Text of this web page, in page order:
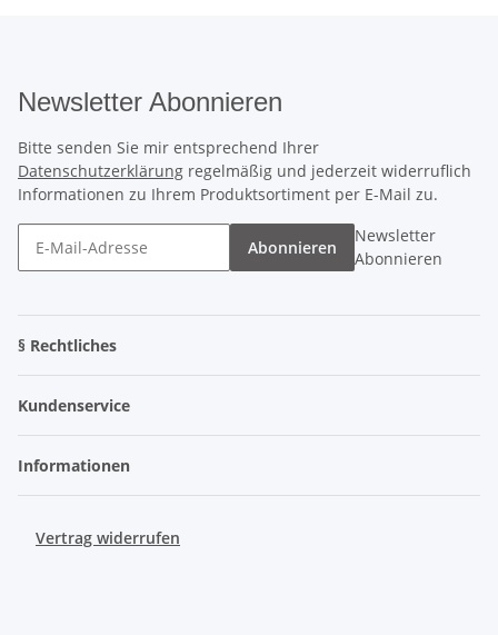
Newsletter Abonnieren
Bitte senden Sie mir entsprechend Ihrer
Datenschutzerklärung regelmäßig und jederzeit widerruflich
Informationen zu Ihrem Produktsortiment per E-Mail zu.
Abonnieren
Newsletter
Abonnieren
§ Rechtliches
Kundenservice
Informationen
Vertrag widerrufen